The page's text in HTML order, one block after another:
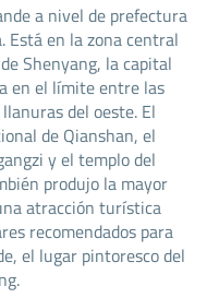
a nivel de prefectura
Está en la zona central
Shenyang, la capital
en el límite entre las
del oeste. El
de Qianshan, el
y el templo del
produjo la mayor
atracción turística
recomendados para
el lugar pintoresco del